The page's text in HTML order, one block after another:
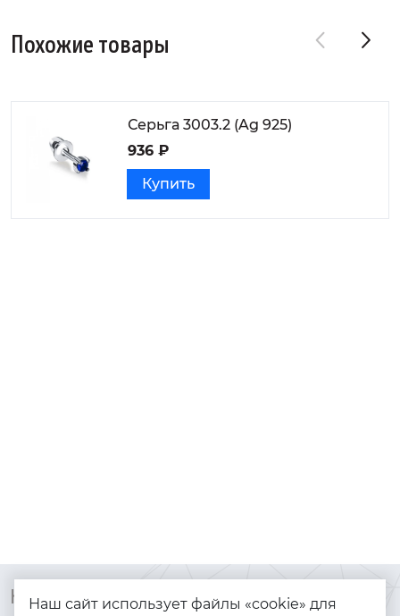
Похожие товары
Серьга 3003.2 (Ag 925)
936 ₽
Купить
Контакты Каталог
Наш сайт использует файлы «cookie» для